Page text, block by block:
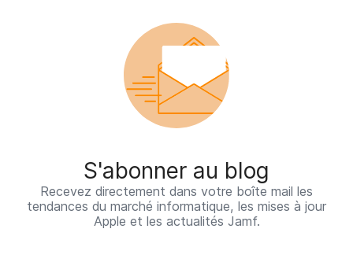
S'abonner au blog
Recevez directement dans votre boîte mail les
tendances du marché informatique, les mises à jour
Apple et les actualités Jamf.